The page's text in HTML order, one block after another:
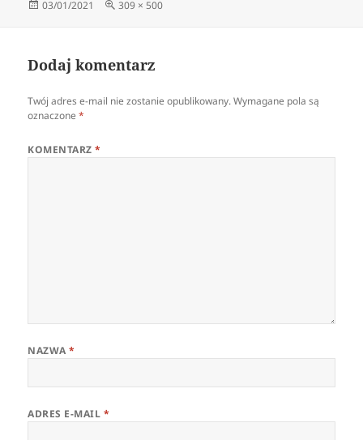
Data
03/01/2021
Pełny
309 × 500
Dodaj komentarz
Twój adres e-mail nie zostanie opublikowany. Wymagane pola są
oznaczone*
KOMENTARZ*
NAZWA*
ADRES E-MAIL *